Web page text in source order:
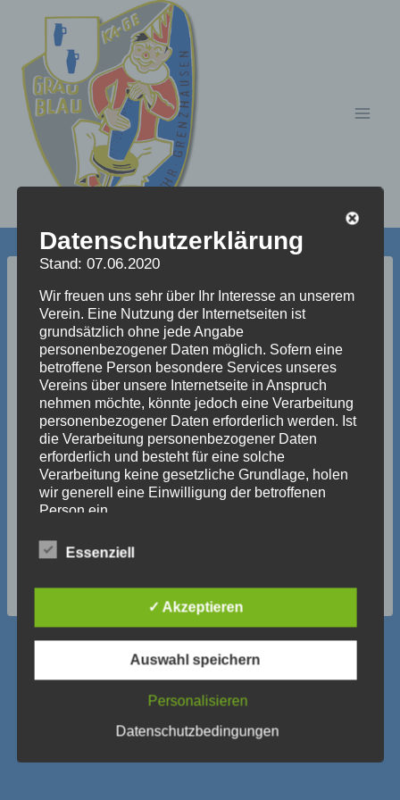
springen
bilder_aus_dem_jahre_2
004_285_20100715_152
2360428
Datenschutzerklärung
Stand: 07.06.2020
Wir freuen uns sehr über Ihr Interesse an unserem
Verein. Eine Nutzung der Internetseiten ist
grundsätzlich ohne jede Angabe
personenbezogener Daten möglich. Sofern eine
betroffene Person besondere Services unseres
Vereins über unsere Internetseite in Anspruch
nehmen möchte, könnte jedoch eine Verarbeitung
personenbezogener Daten erforderlich werden. Ist
die Verarbeitung personenbezogener Daten
erforderlich und besteht für eine solche
Verarbeitung keine gesetzliche Grundlage, holen
wir generell eine Einwilligung der betroffenen
Person ein.
Die Verarbeitung personenbezogener Daten,
beispielsweise des Namens, der Anschrift, E-Mail-
Datenschutz-Grundverordnung und in
Übereinstimmung mit den für uns geltenden
landesspezifischen Datenschutzbestimmungen.
Mittels dieser Datenschutzerklärung möchte unser
Verein die Öffentlichkeit über Art, Umfang und
Zweck der von uns erhobenen, genutzten und
verarbeiteten personenbezogenen Daten
informieren. Ferner werden betroffene Personen
Essenziell
✓ Akzeptieren
Auswahl speichern
Personalisieren
Datenschutzbedingungen